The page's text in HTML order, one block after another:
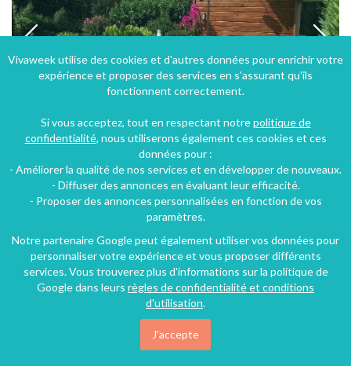
Quissac (22 km), Gard, Languedoc-Roussillon, Occitanie, France
Vivaweek utilise des cookies et d'autres données pour enrichir votre
expérience et proposer des services en s'assurant qu'ils
fonctionnent correctement.
Si vous acceptez, tout en respectant notrepolitique de
confidentialité, nous utiliserons également ces cookies et ces
données pour :
- Améliorer la qualité de nos services et en développer de nouveaux.
- Diffuser des annonces en évaluant leur efficacité.
- Proposer des annonces personnalisées en fonction de vos
paramètres.
Notre partenaire Google peut également utiliser vos données pour
personnaliser votre expérience et vous proposer différents
services. Vous trouverez plus d'informations sur la politique de
Google dans leurs règles de confidentialité et conditions
d'utilisation.
J'accepte